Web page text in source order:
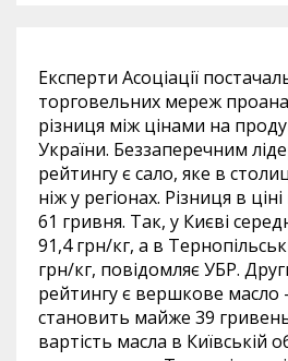
Експерти Асоціації
торговельних мереж
різниця між цінами на
України. Беззаперечним
рейтингу є сало, яке в
ніж у регіонах. Різниця в
61 гривня. Так, у Києві
91,4 грн/кг, а в
грн/кг, повідомляє УБР.
рейтингу є вершкове масло
становить майже 39
вартість масла в Київській